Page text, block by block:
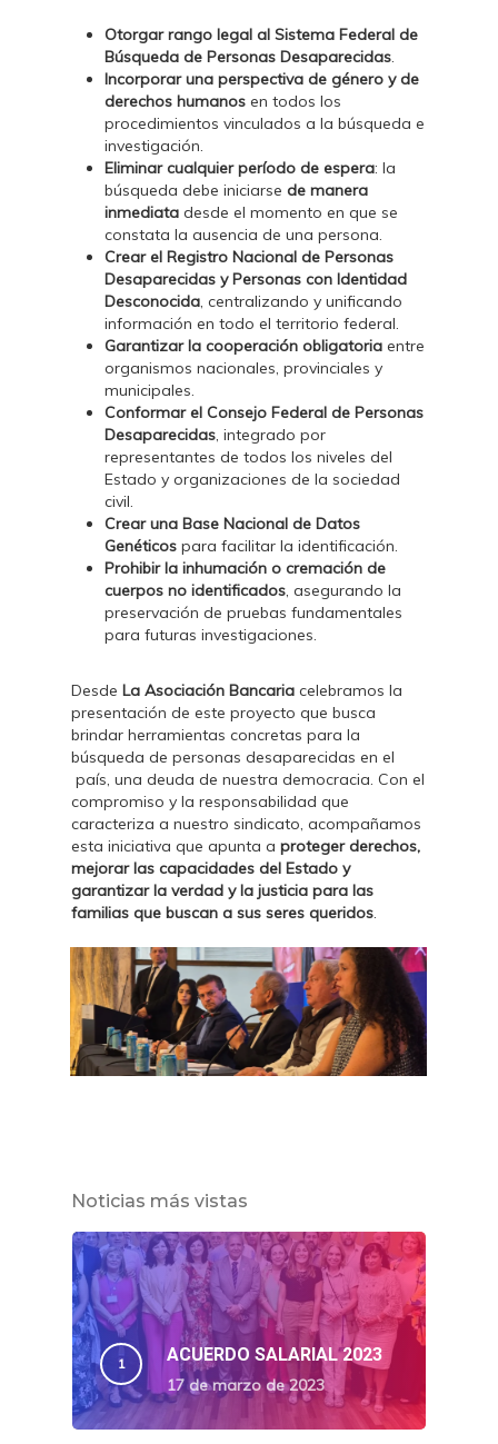
Otorgar rango legal al Sistema Federal de
Búsqueda de Personas Desaparecidas.
Incorporar una perspectiva de género y de
derechos humanos en todos los
procedimientos vinculados a la búsqueda e
investigación.
Eliminar cualquier período de espera: la
búsqueda debe iniciarsede manera
inmediata desde el momento en que se
constata la ausencia de una persona.
Crear el Registro Nacional de Personas
Desaparecidas y Personas con Identidad
Desconocida, centralizando y unificando
información en todo el territorio federal.
Garantizar la cooperación obligatoria entre
organismos nacionales, provinciales y
municipales.
Conformar el Consejo Federal de Personas
Desaparecidas, integrado por
representantes de todos los niveles del
Estado y organizaciones de la sociedad
civil.
Crear una Base Nacional de Datos
Genéticos para facilitar la identificación.
Prohibir la inhumación o cremación de
cuerpos no identificados, asegurando la
preservación de pruebas fundamentales
para futuras investigaciones.
DesdeLa Asociación Bancaria celebramos la
presentación de este proyecto que busca
brindar herramientas concretas para la
búsqueda de personas desaparecidas en el
país, una deuda de nuestra democracia. Con el
compromiso y la responsabilidad que
caracteriza a nuestro sindicato, acompañamos
esta iniciativa que apunta aproteger derechos,
mejorar las capacidades del Estado y
garantizar la verdad y la justicia para las
familias que buscan a sus seres queridos.
Noticias más vistas
ACUERDO SALARIAL 2023
17 de marzo de 2023